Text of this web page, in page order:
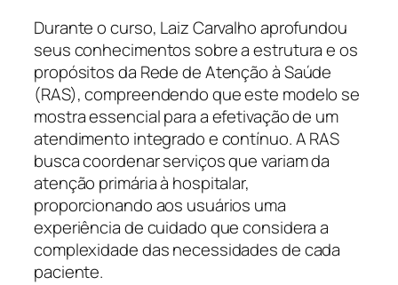
Durante o curso, Laiz Carvalho aprofundou
seus conhecimentos sobre a estrutura e os
propósitos da Rede de Atenção à Saúde
(RAS), compreendendo que este modelo se
mostra essencial para a efetivação de um
atendimento integrado e contínuo. A RAS
busca coordenar serviços que variam da
atenção primária à hospitalar,
proporcionando aos usuários uma
experiência de cuidado que considera a
complexidade das necessidades de cada
paciente.